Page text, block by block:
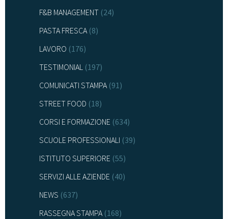
F&B MANAGEMENT (24)
PASTA FRESCA(8)
LAVORO (176)
TESTIMONIAL (197)
COMUNICATI STAMPA(91)
STREET FOOD (18)
CORSI E FORMAZIONE (634)
SCUOLE PROFESSIONALI (39)
ISTITUTO SUPERIORE (55)
SERVIZI ALLE AZIENDE (40)
NEWS (637)
RASSEGNA STAMPA(168)